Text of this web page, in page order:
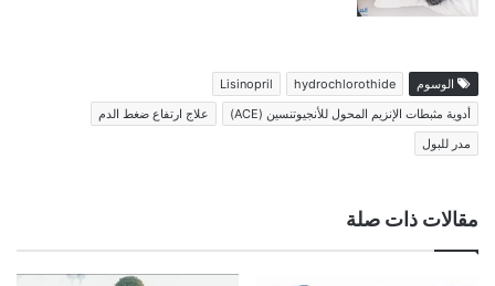
الوسوم hydrochlorothide
Lisinopril
أدوية مثبطات الإنزيم المحول للأنجيوتنسين (ACE)
علاج ارتفاع ضغط الدم
مدر للبول
مقالات ذات صلة